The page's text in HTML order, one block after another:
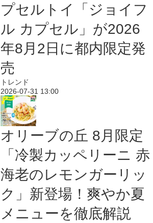
プセルトイ「ジョイフ
ル カプセル」が2026
年8月2日に都内限定発
売
トレンド
2026-07-31 13:00
オリーブの丘 8月限定
「冷製カッペリーニ 赤
海老のレモンガーリッ
ク」新登場！爽やか夏
メニューを徹底解説